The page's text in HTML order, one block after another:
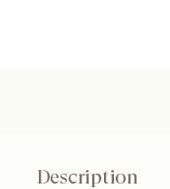
Description